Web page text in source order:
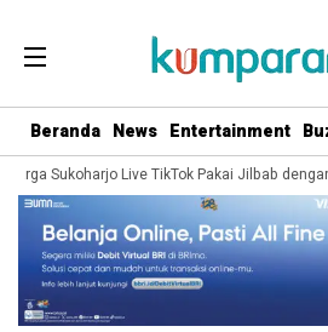
Beranda News Entertainment
Sukoharjo Live TikTok Pakai Jilbab